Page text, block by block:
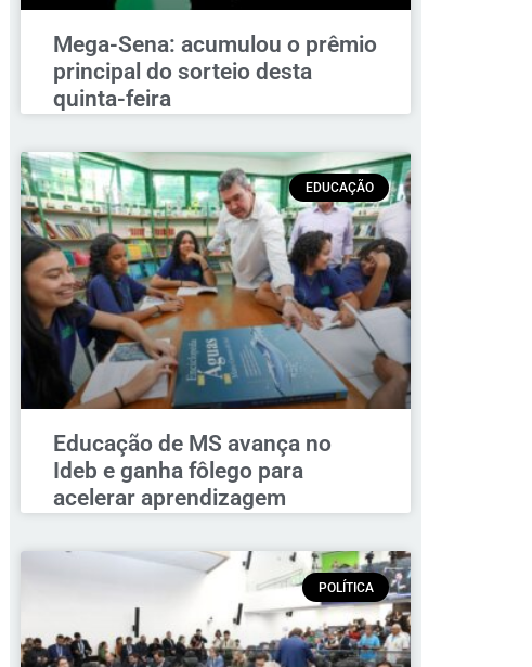
Mega-Sena: acumulou o prêmio
principal do sorteio desta
quinta-feira
EDUCAÇÃO
Educação de MS avança no
Ideb e ganha fôlego para
acelerar aprendizagem
POLÍTICA